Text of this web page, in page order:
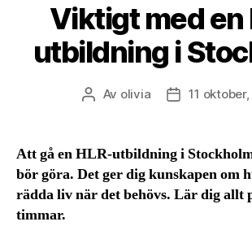
Viktigt med en
utbildning i
Inläggsförfattare
Av olivia 11
Att gå en HLR-utbildning i
bör göra. Det ger dig kunskapen om
rädda liv när det behövs. Lär dig allt
timmar.